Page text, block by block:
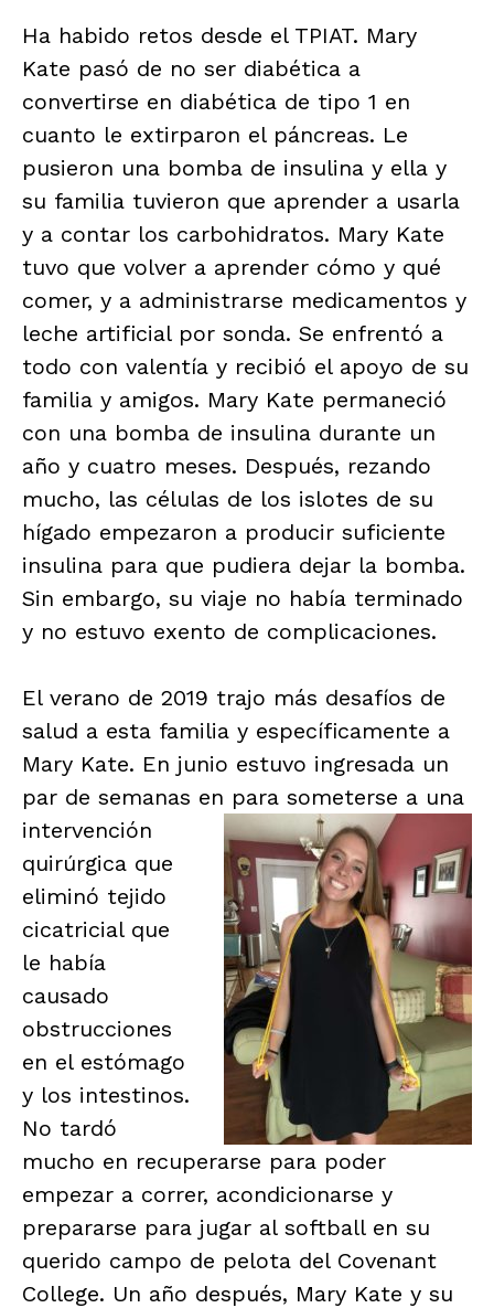
Ha habido retos desde el TPIAT. Mary
Kate pasó de no ser diabética a
convertirse en diabética de tipo 1 en
cuanto le extirparon el páncreas. Le
pusieron una bomba de insulina y ella y
su familia tuvieron que aprender a usarla
y a contar los carbohidratos. Mary Kate
tuvo que volver a aprender cómo y qué
comer, y a administrarse medicamentos y
leche artificial por sonda. Se enfrentó a
todo con valentía y recibió el apoyo de su
familia y amigos. Mary Kate permaneció
con una bomba de insulina durante un
año y cuatro meses. Después, rezando
mucho, las células de los islotes de su
hígado empezaron a producir suficiente
insulina para que pudiera dejar la bomba.
Sin embargo, su viaje no había terminado
y no estuvo exento de complicaciones.
El verano de 2019 trajo más desafíos de
salud a esta familia y específicamente a
Mary Kate. En junio estuvo ingresada un
par de semanas en para someterse a una
intervención
quirúrgica que
eliminó tejido
cicatricial que
le había
causado
obstrucciones
en el estómago
y los intestinos.
No tardó
mucho en recuperarse para poder
empezar a correr, acondicionarse y
prepararse para jugar al softball en su
querido campo de pelota del Covenant
College. Un año después, Mary Kate y su